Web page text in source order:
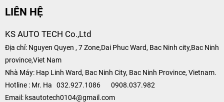
LIÊN HỆ
KS AUTO TECH Co.,Ltd
Địa chỉ: Nguyen Quyen , 7 Zone,Dai Phuc Ward, Bac Ninh city,Bac Ninh
province,Viet Nam
Nhà Máy: Hap Linh Ward, Bac Ninh City, Bac Ninh Province, Vietnam.
Hotline : Mr. Ha 032.927.1086 0908.037.982
Email: ksautotech0104@gmail.com